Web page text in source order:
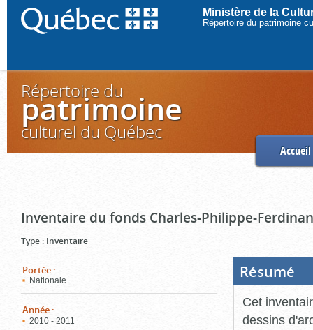
Ministère de la
Répertoire du patrimoine
Répertoire du
patrimoine
culturel du Québec
Accueil
Inventaire du fonds Charles-Philippe-
Type : Inventaire
Portée :
Nationale
Année :
2010 - 2011
Résumé
Cet
dessins